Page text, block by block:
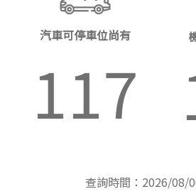
汽車可停車位尚有
117
查詢時間：2026/08/